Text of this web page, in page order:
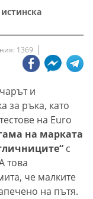
1369
и
за ръка, като
на Euro
на марката
с
това
че малките
на пътя.